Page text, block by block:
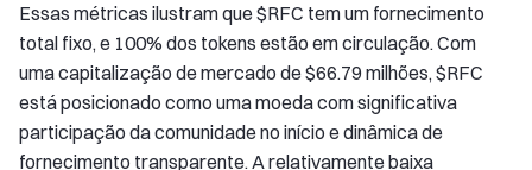
Essas métricas ilustram que $RFC tem um fornecimento
total fixo, e 100% dos tokens estão em circulação. Com
uma capitalização de mercado de $66.79 milhões, $RFC
está posicionado como uma moeda com significativa
participação da comunidade no início e dinâmica de
fornecimento transparente. A relativamente baixa